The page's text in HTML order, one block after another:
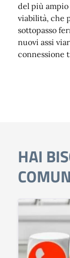
del più
viabilità, che
sottopasso
nuovi assi
connessione
HAI